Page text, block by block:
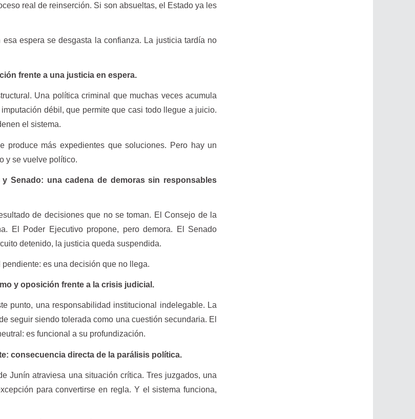
real de reinserción. Si son absueltas, el Estado ya les
espera se desgasta la confianza. La justicia tardía no
frente a una justicia en espera.
Una política criminal que muchas veces acumula
débil, que permite que casi todo llegue a juicio.
el sistema.
produce más expedientes que soluciones. Pero hay un
y se vuelve político.
Senado: una cadena de demoras sin responsables
de decisiones que no se toman. El Consejo de la
El Poder Ejecutivo propone, pero demora. El Senado
detenido, la justicia queda suspendida.
es una decisión que no llega.
y oposición frente a la crisis judicial.
punto, una responsabilidad institucional indelegable. La
seguir siendo tolerada como una cuestión secundaria. El
es funcional a su profundización.
consecuencia directa de la parálisis política.
Junín atraviesa una situación crítica. Tres juzgados, una
para convertirse en regla. Y el sistema funciona,